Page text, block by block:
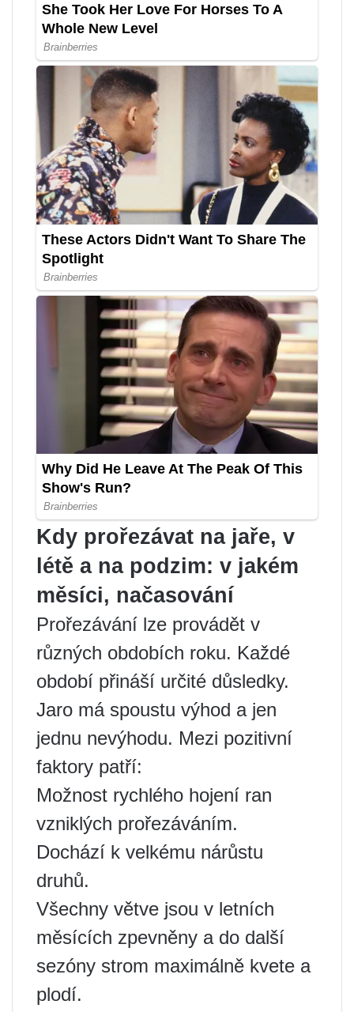
Kdy prořezávat na jaře, v
létě a na podzim: v jakém
měsíci, načasování
Prořezávání lze provádět v
různých obdobích roku. Každé
období přináší určité důsledky.
Jaro má spoustu výhod a jen
jednu nevýhodu. Mezi pozitivní
faktory patří:
Možnost rychlého hojení ran
vzniklých prořezáváním.
Dochází k velkému nárůstu
druhů.
Všechny větve jsou v letních
měsících zpevněny a do další
sezóny strom maximálně kvete a
plodí.